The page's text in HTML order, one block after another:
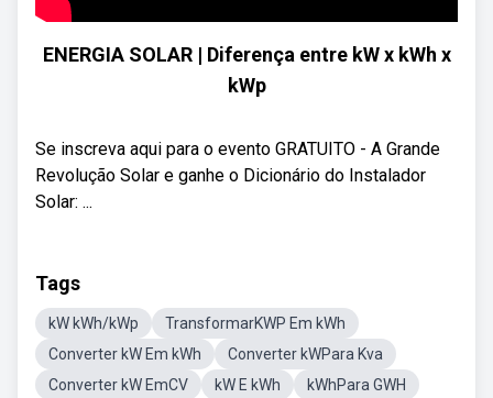
ENERGIA SOLAR | Diferença entre kW x kWh x
kWp
Se inscreva aqui para o evento GRATUITO - A Grande
Revolução Solar e ganhe o Dicionário do Instalador
Solar: ...
Tags
kW kWh/kWp
TransformarKWP Em kWh
Converter kW Em kWh
Converter kWPara Kva
Converter kW EmCV
kW E kWh kWhPara GWH